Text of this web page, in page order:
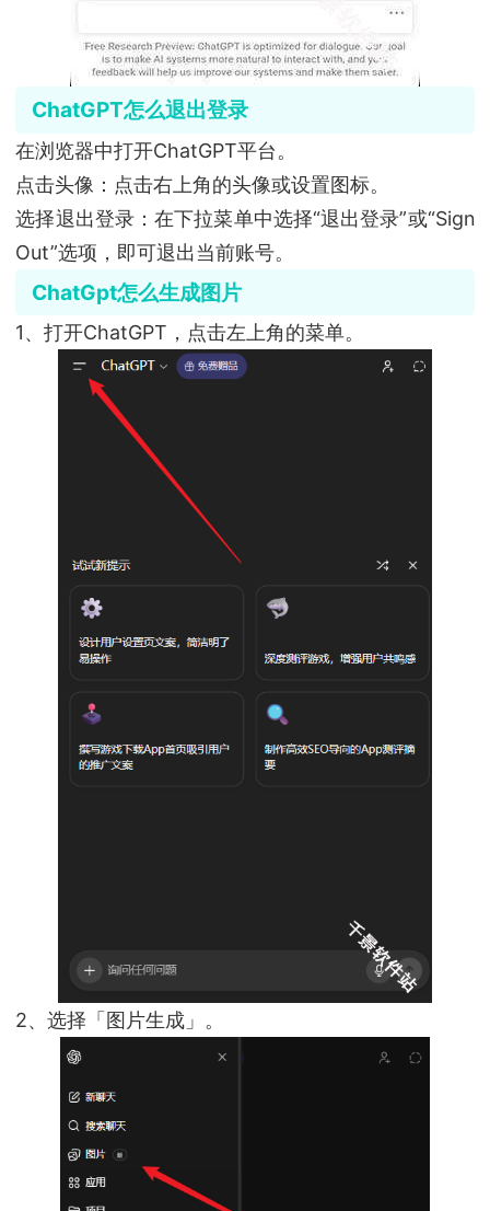
ChatGPT怎么退出登录
在浏览器中打开ChatGPT平台。
点击头像：点击右上角的头像或设置图标。
选择退出登录：在下拉菜单中选择“退出登录”或“Sign
Out”选项，即可退出当前账号。
ChatGpt怎么生成图片
1、打开ChatGPT，点击左上角的菜单。
2、选择「图片生成」。